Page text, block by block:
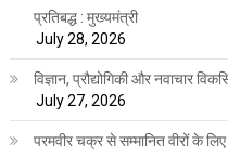
प्रतिबद्ध : मुख्यमंत्री
July 28, 2026
विज्ञान, प्रौद्योगिकी और नवाचार
July 27, 2026
परमवीर चक्र से सम्मानित वीरों के